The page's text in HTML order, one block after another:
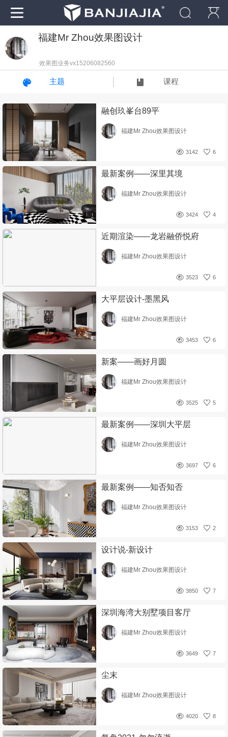
福建Mr Zhou效果图设计
效果图业务vx15206082560
主题 课程
融创玖峯台89平
福建Mr Zhou效果图设计
6
3142
最新案例——深里其境
福建Mr Zhou效果图设计
4
3424
近期渲染——龙岩融侨悦府
福建Mr Zhou效果图设计
6
3523
大平层设计-墨黑风
福建Mr Zhou效果图设计
6
3453
新案——画好月圆
福建Mr Zhou效果图设计
5
3525
最新案例——深圳大平层
福建Mr Zhou效果图设计
6
3697
最新案例——知否知否
福建Mr Zhou效果图设计
2
3153
设计说-新设计
福建Mr Zhou效果图设计
7
3850
深圳海湾大别墅项目客厅
福建Mr Zhou效果图设计
7
3649
尘末
福建Mr Zhou效果图设计
8
4020